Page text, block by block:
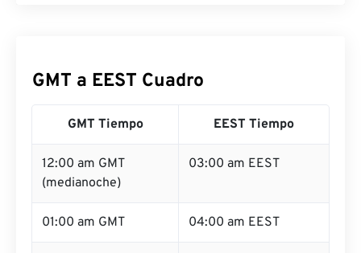
GMT a EEST Cuadro
GMT Tiempo EEST Tiempo
12:00 am GMT
(medianoche)
03:00 am EEST
01:00 am GMT 04:00 am EEST